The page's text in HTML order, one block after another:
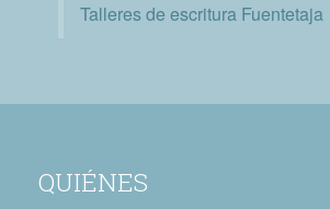
Talleres de escritura Fuentetaja
QUIÉNES